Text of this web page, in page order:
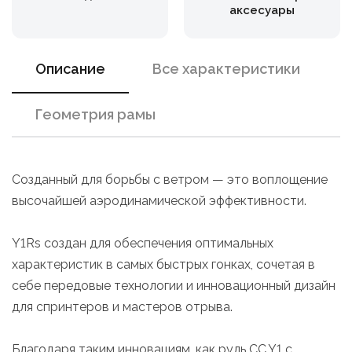
аксесуары
Описание Все характеристики
Геометрия рамы
Созданный для борьбы с ветром — это воплощение
высочайшей аэродинамической эффективности.
Y1Rs создан для обеспечения оптимальных
характеристик в самых быстрых гонках, сочетая в
себе передовые технологии и инновационный дизайн
для спринтеров и мастеров отрыва.